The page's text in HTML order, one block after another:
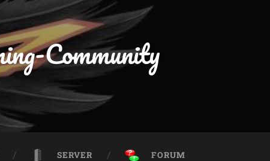
Community
SERVER FORUM